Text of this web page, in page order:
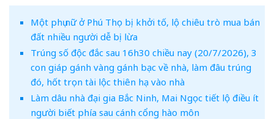
Một phụ nữ ở Phú Thọ bị khởi tố, lộ chiêu trò mua bán
đất nhiều người dễ bị lừa
Trúng số độc đắc sau 16h30 chiều nay (20/7/2026), 3
con giáp gánh vàng gánh bạc về nhà, làm đâu trúng
đó, hốt trọn tài lộc thiên hạ vào nhà
Làm dâu nhà đại gia Bắc Ninh, Mai Ngọc tiết lộ điều ít
người biết phía sau cánh cổng hào môn